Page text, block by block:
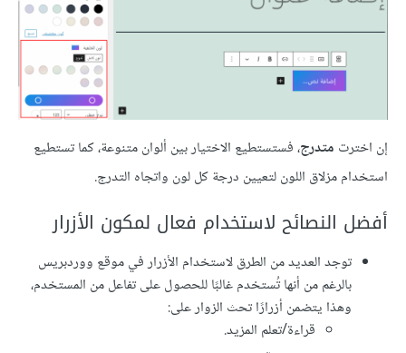
إن اخترت متدرج، فستستطيع الاختيار بين ألوان متنوعة، كما تستطيع
استخدام مزلاق اللون لتعيين درجة كل لون واتجاه التدرج.
أفضل النصائح لاستخدام فعال لمكون الأزرار
توجد العديد من الطرق لاستخدام الأزرار في موقع ووردبريس
بالرغم من أنها تُستخدم غالبًا للحصول على تفاعل من المستخدم،
وهذا يتضمن أزرارًا تحث الزوار على:
قراءة/تعلم المزيد.